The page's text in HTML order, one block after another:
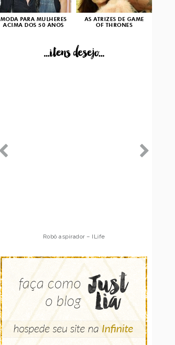
MODA PARA MULHERES
ACIMA DOS 50 ANOS
AS ATRIZES DE GAME
OF THRONES
...itens desejo...
Robô aspirador – Multilaser